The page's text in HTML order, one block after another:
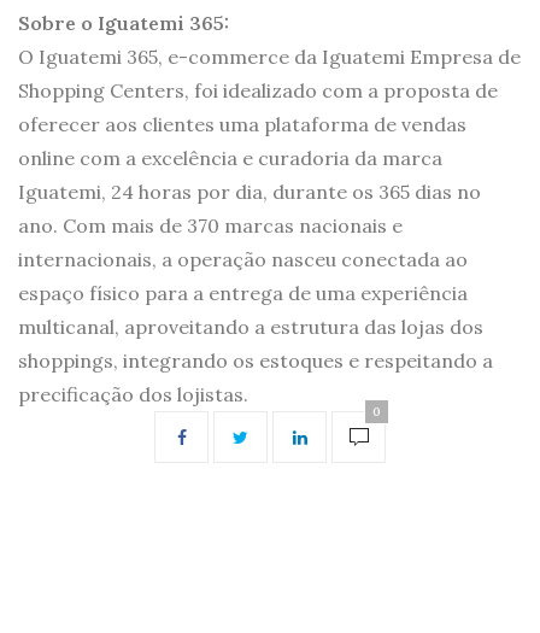
Sobre o Iguatemi 365:
O Iguatemi 365, e-commerce da Iguatemi Empresa de
Shopping Centers, foi idealizado com a proposta de
oferecer aos clientes uma plataforma de vendas
online com a excelência e curadoria da marca
Iguatemi, 24 horas por dia, durante os 365 dias no
ano. Com mais de 370 marcas nacionais e
internacionais, a operação nasceu conectada ao
espaço físico para a entrega de uma experiência
multicanal, aproveitando a estrutura das lojas dos
shoppings, integrando os estoques e respeitando a
precificação dos lojistas.
0